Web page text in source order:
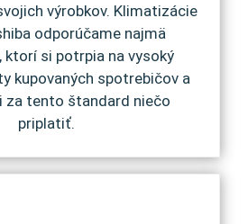
výrobkov. Klimatizácie
odporúčame najmä
ktorí si potrpia na vysoký
kupovaných spotrebičov a
za tento štandard niečo
priplatiť.